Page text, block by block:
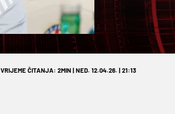
VRIJEME ČITANJA: 2MIN | NED. 12.04.26. | 21:13